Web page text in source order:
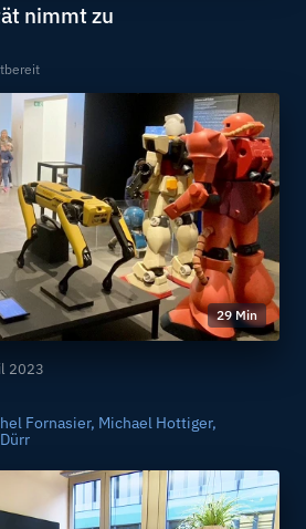
nimmt zu
29 Min
2023
Fornasier, Michael Hottiger,